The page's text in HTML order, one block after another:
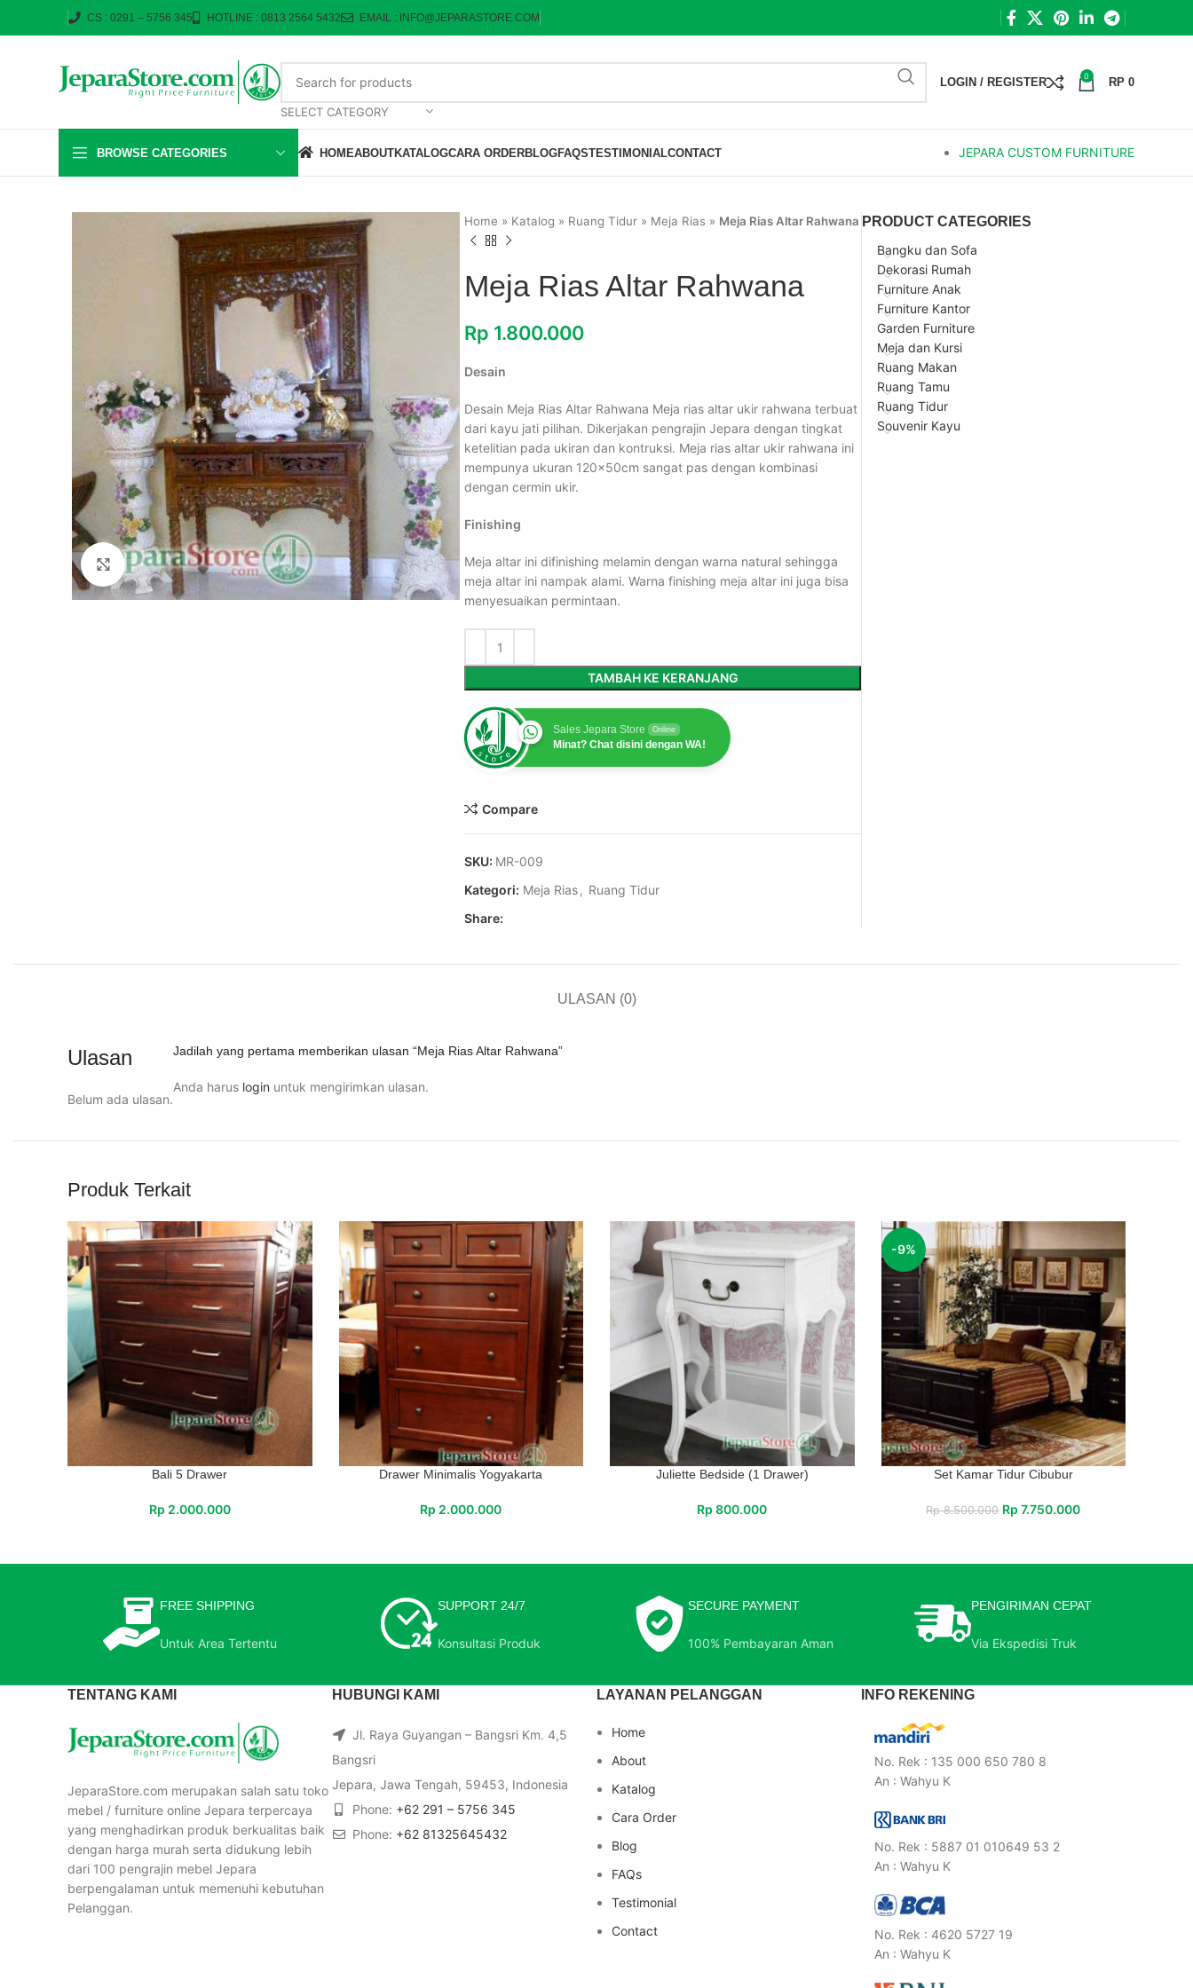
CS : 0291 – 5756 345 HOTLINE : 0813 2564 5432 EMAIL : INFO@JEPARASTORE.COM
SELECT CATEGORY
LOGIN / REGISTER 0 RP 0
BROWSE CATEGORIES HOMEABOUTKATALOGCARA ORDERBLOGFAQSTESTIMONIALCONTACT JEPARA CUSTOM FURNITURE
Click to enlarge
Home » Katalog » Ruang Tidur » Meja Rias » Meja Rias Altar Rahwana
Meja Rias Altar Rahwana
Rp 1.800.000
Desain
Desain Meja Rias Altar Rahwana Meja rias altar ukir rahwana terbuat
dari kayu jati pilihan. Dikerjakan pengrajin Jepara dengan tingkat
ketelitian pada ukiran dan kontruksi. Meja rias altar ukir rahwana ini
mempunya ukuran 120x50cm sangat pas dengan kombinasi
dengan cermin ukir.
Finishing
Meja altar ini difinishing melamin dengan warna natural sehingga
meja altar ini nampak alami. Warna finishing meja altar ini juga bisa
menyesuaikan permintaan.
TAMBAH KE KERANJANG
Sales Jepara Store Online
Minat? Chat disini dengan WA!
Compare
SKU: MR-009
Kategori: Meja Rias, Ruang Tidur
Share:
PRODUCT CATEGORIES
Bangku dan Sofa
Dekorasi Rumah
Furniture Anak
Furniture Kantor
Garden Furniture
Meja dan Kursi
Ruang Makan
Ruang Tamu
Ruang Tidur
Souvenir Kayu
ULASAN (0)
Ulasan
Belum ada ulasan.
Jadilah yang pertama memberikan ulasan “Meja Rias Altar Rahwana”
Anda harus login untuk mengirimkan ulasan.
Produk Terkait
Bali 5 Drawer
Rp 2.000.000
Drawer Minimalis Yogyakarta
Rp 2.000.000
Juliette Bedside (1 Drawer)
Rp 800.000
-9%
Set Kamar Tidur Cibubur
Rp8.500.000 Rp 7.750.000
FREE SHIPPING
Untuk Area Tertentu
SUPPORT 24/7
Konsultasi Produk
SECURE PAYMENT
100% Pembayaran Aman
PENGIRIMAN CEPAT
Via Ekspedisi Truk
TENTANG KAMI
JeparaStore.com merupakan salah satu toko
mebel / furniture online Jepara terpercaya
yang menghadirkan produk berkualitas baik
dengan harga murah serta didukung lebih
dari 100 pengrajin mebel Jepara
berpengalaman untuk memenuhi kebutuhan
Pelanggan.
HUBUNGI KAMI
Jl. Raya Guyangan – Bangsri Km. 4,5
Bangsri
Jepara, Jawa Tengah, 59453, Indonesia
Phone: +62 291 – 5756 345
Phone: +62 81325645432
LAYANAN PELANGGAN
Home
About
Katalog
Cara Order
Blog
FAQs
Testimonial
Contact
INFO REKENING
No. Rek : 135 000 650 780 8
An : Wahyu K
No. Rek : 5887 01 010649 53 2
An : Wahyu K
No. Rek : 4620 5727 19
An : Wahyu K